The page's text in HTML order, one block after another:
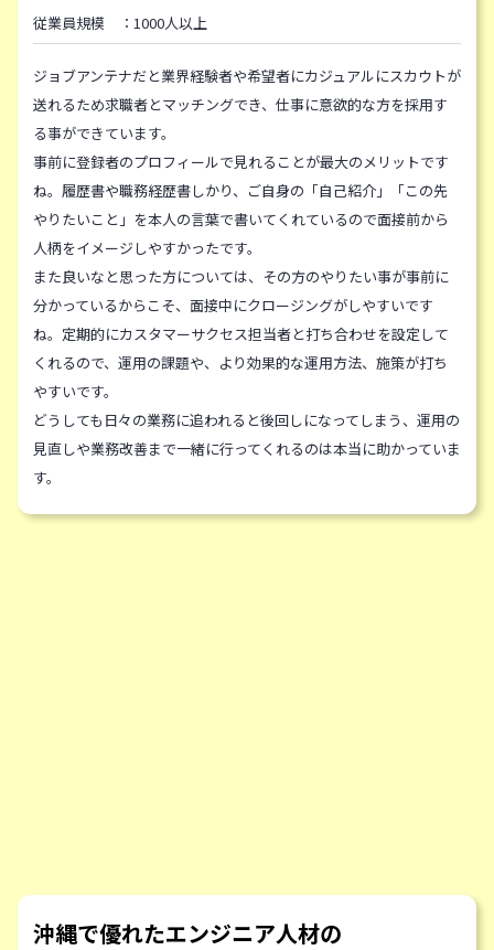
従業員規模 ：1000人以上
ジョブアンテナだと業界経験者や希望者にカジュアルにスカウトが
送れるため求職者とマッチングでき、仕事に意欲的な方を採用す
る事ができています。
事前に登録者のプロフィールで見れることが最大のメリットです
ね。履歴書や職務経歴書しかり、ご自身の「自己紹介」「この先
やりたいこと」を本人の言葉で書いてくれているので面接前から
人柄をイメージしやすかったです。
また良いなと思った方については、その方のやりたい事が事前に
分かっているからこそ、面接中にクロージングがしやすいです
ね。定期的にカスタマーサクセス担当者と打ち合わせを設定して
くれるので、運用の課題や、より効果的な運用方法、施策が打ち
やすいです。
どうしても日々の業務に追われると後回しになってしまう、運用の
見直しや業務改善まで一緒に行ってくれるのは本当に助かっていま
す。
沖縄で優れたエンジニア人材の